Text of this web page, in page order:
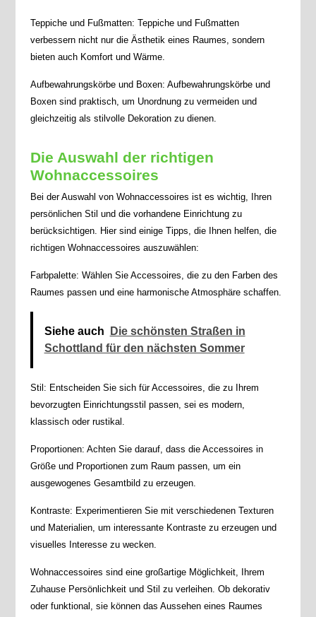
Teppiche und Fußmatten: Teppiche und Fußmatten
verbessern nicht nur die Ästhetik eines Raumes, sondern
bieten auch Komfort und Wärme.
Aufbewahrungskörbe und Boxen: Aufbewahrungskörbe und
Boxen sind praktisch, um Unordnung zu vermeiden und
gleichzeitig als stilvolle Dekoration zu dienen.
Die Auswahl der richtigen
Wohnaccessoires
Bei der Auswahl von Wohnaccessoires ist es wichtig, Ihren
persönlichen Stil und die vorhandene Einrichtung zu
berücksichtigen. Hier sind einige Tipps, die Ihnen helfen, die
richtigen Wohnaccessoires auszuwählen:
Farbpalette: Wählen Sie Accessoires, die zu den Farben des
Raumes passen und eine harmonische Atmosphäre schaffen.
Siehe auch
Die schönsten Straßen in
Schottland für den nächsten Sommer
Stil: Entscheiden Sie sich für Accessoires, die zu Ihrem
bevorzugten Einrichtungsstil passen, sei es modern,
klassisch oder rustikal.
Proportionen: Achten Sie darauf, dass die Accessoires in
Größe und Proportionen zum Raum passen, um ein
ausgewogenes Gesamtbild zu erzeugen.
Kontraste: Experimentieren Sie mit verschiedenen Texturen
und Materialien, um interessante Kontraste zu erzeugen und
visuelles Interesse zu wecken.
Wohnaccessoires sind eine großartige Möglichkeit, Ihrem
Zuhause Persönlichkeit und Stil zu verleihen. Ob dekorativ
oder funktional, sie können das Aussehen eines Raumes